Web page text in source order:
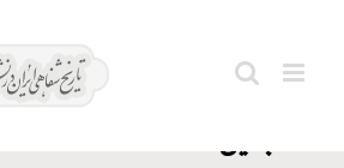
زین
العابدین